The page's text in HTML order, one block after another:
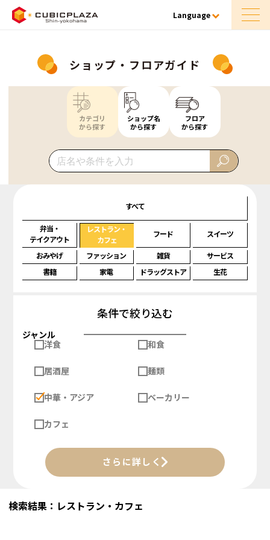
Language
ショップ・フロアガイド
カテゴリ
から探す
ショップ名
から探す
フロア
から探す
すべて
弁当・
テイクアウト
レストラン・
カフェ
フード スイーツ
おみやげ ファッション 雑貨
サービス
書籍
家電 ドラッグストア 生花
条件で絞り込む
ジャンル
洋食
和食
居酒屋 麺類
中華・アジア ベーカリー
カフェ
さらに詳しく
検索結果：レストラン・カフェ